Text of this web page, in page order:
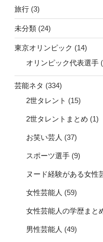
旅行 (3)
未分類 (24)
東京オリンピック (14)
オリンピック代表選手
芸能ネタ (334)
2世タレント (15)
2世タレントまとめ (1)
お笑い芸人 (37)
スポーツ選手 (9)
ヌード経験がある女性
女性芸能人 (59)
女性芸能人の学歴まと
男性芸能人 (49)